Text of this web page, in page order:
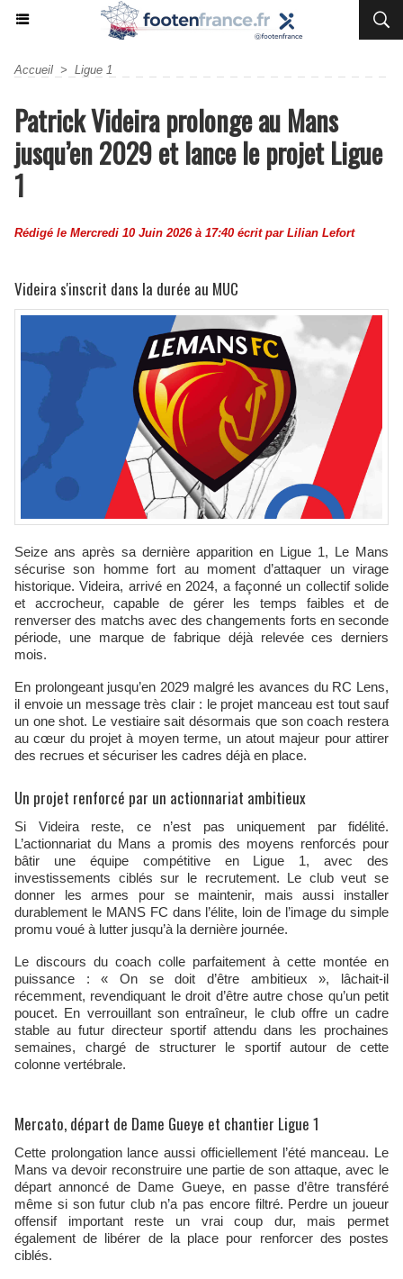
Accueil > Ligue 1
Patrick Videira prolonge au Mans
jusqu’en 2029 et lance le projet Ligue
1
Rédigé le Mercredi 10 Juin 2026 à 17:40 écrit par Lilian Lefort
Videira s'inscrit dans la durée au MUC
Seize ans après sa dernière apparition en Ligue 1, Le Mans
sécurise son homme fort au moment d’attaquer un virage
historique. Videira, arrivé en 2024, a façonné un collectif solide
et accrocheur, capable de gérer les temps faibles et de
renverser des matchs avec des changements forts en seconde
période, une marque de fabrique déjà relevée ces derniers
mois.
En prolongeant jusqu’en 2029 malgré les avances du RC Lens,
il envoie un message très clair : le projet manceau est tout sauf
un one shot. Le vestiaire sait désormais que son coach restera
au cœur du projet à moyen terme, un atout majeur pour attirer
des recrues et sécuriser les cadres déjà en place.
Un projet renforcé par un actionnariat ambitieux
Si Videira reste, ce n’est pas uniquement par fidélité.
L’actionnariat du Mans a promis des moyens renforcés pour
bâtir une équipe compétitive en Ligue 1, avec des
investissements ciblés sur le recrutement. Le club veut se
donner les armes pour se maintenir, mais aussi installer
durablement le MANS FC dans l’élite, loin de l’image du simple
promu voué à lutter jusqu’à la dernière journée.
Le discours du coach colle parfaitement à cette montée en
puissance : « On se doit d’être ambitieux », lâchait-il
récemment, revendiquant le droit d’être autre chose qu’un petit
poucet. En verrouillant son entraîneur, le club offre un cadre
stable au futur directeur sportif attendu dans les prochaines
semaines, chargé de structurer le sportif autour de cette
colonne vertébrale.
Mercato, départ de Dame Gueye et chantier Ligue 1
Cette prolongation lance aussi officiellement l’été manceau. Le
Mans va devoir reconstruire une partie de son attaque, avec le
départ annoncé de Dame Gueye, en passe d’être transféré
même si son futur club n’a pas encore filtré. Perdre un joueur
offensif important reste un vrai coup dur, mais permet
également de libérer de la place pour renforcer des postes
ciblés.